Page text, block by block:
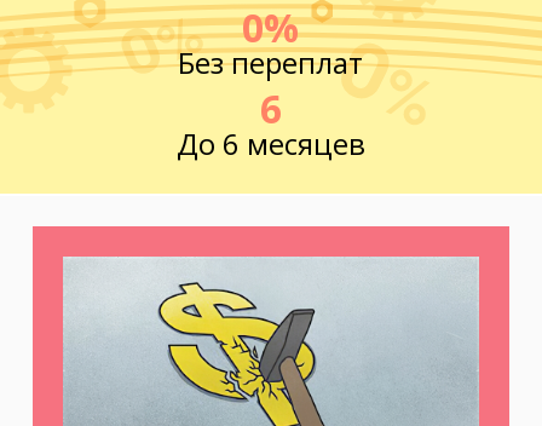
0%
Без переплат
6
До 6 месяцев